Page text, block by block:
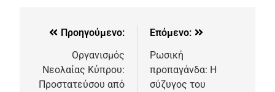
Προηγούμενο:
Οργανισμός
Νεολαίας Κύπρου:
Προστατεύσου από
Επόμενο:
Ρωσική
προπαγάνδα: Η
σύζυγος του